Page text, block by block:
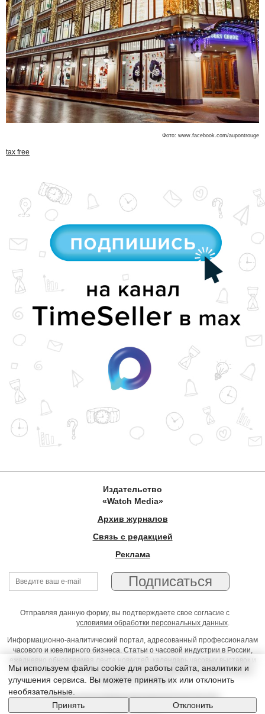
Фото: www.facebook.com/aupontrouge
tax free
Издательство
«Watch Media»
Архив журналов
Связь с редакцией
Реклама
Отправляя данную форму, вы подтверждаете свое согласие с
условиями обработки персональных данных.
Информационно-аналитический портал, адресованный профессионалам
часового и ювелирного бизнеса. Статьи о часовой индустрии в России,
ежедневно обновляемая лента новостей, календарь часовых выставок и
презентаций, on-line консультации юриста, профессиональный форум
часовщиков и ювелиров
Условия использования материалов Издательства
Мы используем файлы cookie для работы сайта, аналитики и
улучшения сервиса. Вы можете принять их или отклонить
необязательные.
Принять
Отклонить